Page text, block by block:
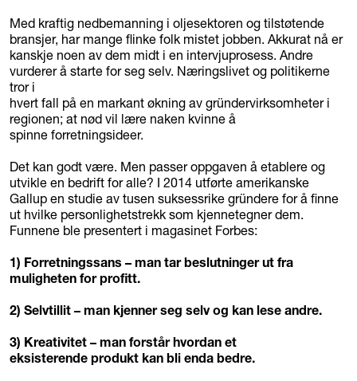
Med kraftig nedbemanning i oljesektoren og tilstøtende
bransjer, har mange flinke folk mistet jobben. Akkurat nå er
kanskje noen av dem midt i en intervjuprosess. Andre
vurderer å starte for seg selv. Næringslivet og politikerne
tror i
hvert fall på en markant økning av gründervirksomheter i
regionen; at nød vil lære naken kvinne å
spinne forretningsideer.
Det kan godt være. Men passer oppgaven å etablere og
utvikle en bedrift for alle? I 2014 utførte amerikanske
Gallup en studie av tusen suksessrike gründere for å finne
ut hvilke personlighetstrekk som kjennetegner dem.
Funnene ble presentert i magasinet Forbes:
1) Forretningssans – man tar beslutninger ut fra
muligheten for profitt.
2) Selvtillit – man kjenner seg selv og kan lese andre.
3) Kreativitet – man forstår hvordan et
eksisterende produkt kan bli enda bedre.